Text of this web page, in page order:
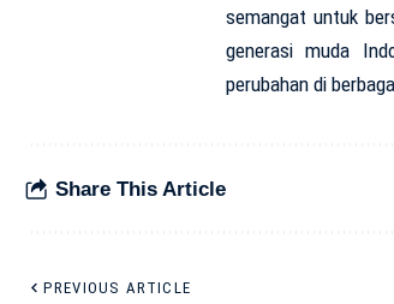
semangat untuk
generasi muda
perubahan di
Share This Article
PREVIOUS ARTICLE